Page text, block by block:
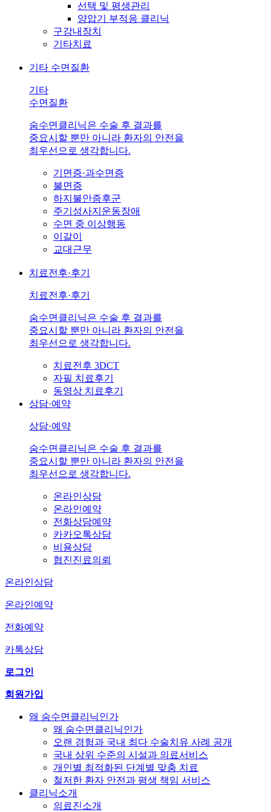
선택 및 평생관리
양압기 부적응 클리닉
구강내장치
기타치료
기타 수면질환
기타
수면질환
숨수면클리닉은 수술 후 결과를
중요시할 뿐만 아니라 환자의 안전을
최우선으로 생각합니다.
기면증·과수면증
불면증
하지불안증후군
주기성사지운동장애
수면 중 이상행동
이갈이
교대근무
치료전후·후기
치료전후·후기
숨수면클리닉은 수술 후 결과를
중요시할 뿐만 아니라 환자의 안전을
최우선으로 생각합니다.
치료전후 3DCT
자필 치료후기
동영상 치료후기
상담·예약
상담·예약
숨수면클리닉은 수술 후 결과를
중요시할 뿐만 아니라 환자의 안전을
최우선으로 생각합니다.
온라인상담
온라인예약
전화상담예약
카카오톡상담
비용상담
협진진료의뢰
온라인상담
온라인예약
전화예약
카톡상담
로그인
회원가입
왜 숨수면클리닉인가
왜 숨수면클리닉인가
오랜 경험과 국내 최다 수술치유 사례 공개
국내 상위 수준의 시설과 의료서비스
개인별 최적화된 단계별 맞춤 치료
철저한 환자 안전과 평생 책임 서비스
클리닉소개
의료진소개